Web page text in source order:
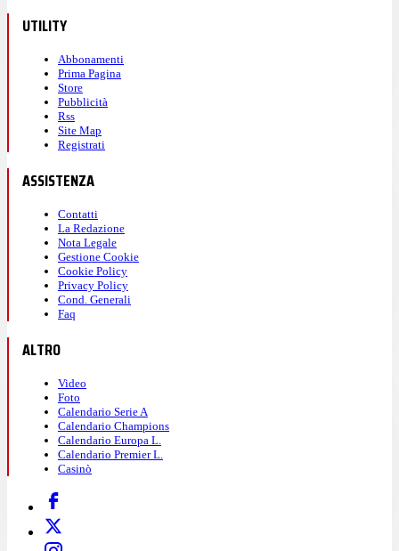
UTILITY
Abbonamenti
Prima Pagina
Store
Pubblicità
Rss
Site Map
Registrati
ASSISTENZA
Contatti
La Redazione
Nota Legale
Gestione Cookie
Cookie Policy
Privacy Policy
Cond. Generali
Faq
ALTRO
Video
Foto
Calendario Serie A
Calendario Champions
Calendario Europa L.
Calendario Premier L.
Casinò